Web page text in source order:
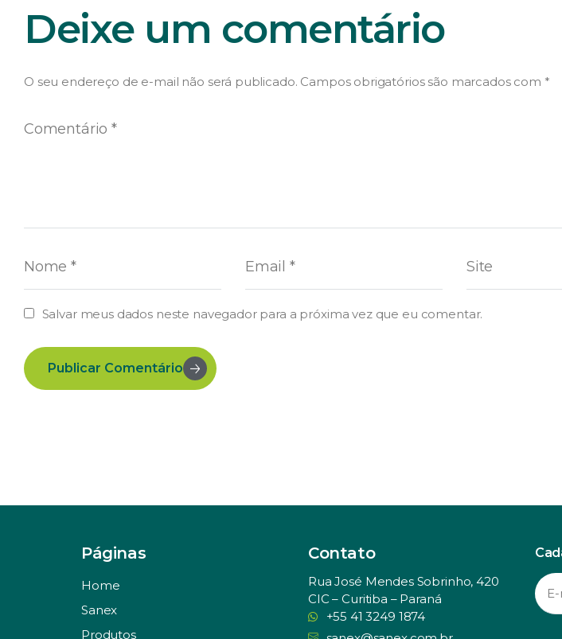
Deixe um comentário
O seu endereço de e-mail não será publicado. Campos obrigatórios são marcados com *
Salvar meus dados neste navegador para a próxima vez que eu comentar.
Publicar Comentário
Páginas
Home
Sanex
Produtos
Contato
Rua José Mendes Sobrinho, 420
CIC – Curitiba – Paraná
+55 41 3249 1874